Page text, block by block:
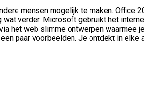
mensen mogelijk te maken. Office
verder. Microsoft gebruikt het
het web slimme ontwerpen waarmee
paar voorbeelden. Je ontdekt in